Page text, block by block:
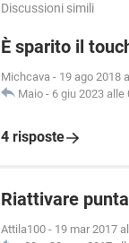
Discussioni simili
È sparito il
Michcava - 19 ago 2018
Maio - 6 giu 2023 alle
4 risposte
Riattivare
Attila100 - 19 mar 2017